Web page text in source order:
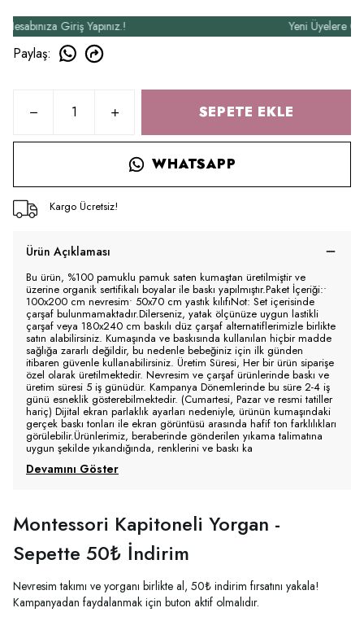
Giriş Yapınız.! Yeni Üyelere Özel
Paylaş:
SEPETE EKLE
WHATSAPP
Kargo Ücretsiz!
Ürün Açıklaması
Bu ürün, %100 pamuklu pamuk saten kumaştan üretilmiştir ve
üzerine organik sertifikalı boyalar ile baskı yapılmıştır.Paket İçeriği:•
100x200 cm nevresim• 50x70 cm yastık kılıfıNot: Set içerisinde
çarşaf bulunmamaktadır.Dilerseniz, yatak ölçünüze uygun lastikli
çarşaf veya 180x240 cm baskılı düz çarşaf alternatiflerimizle birlikte
satın alabilirsiniz. Kumaşında ve baskısında kullanılan hiçbir madde
sağlığa zararlı değildir, bu nedenle bebeğiniz için ilk günden
itibaren güvenle kullanabilirsiniz. Üretim Süresi, Her bir ürün siparişe
özel olarak üretilmektedir. Nevresim ve çarşaf ürünlerinde baskı ve
üretim süresi 5 iş günüdür. Kampanya Dönemlerinde bu süre 2-4 iş
günü esneklik gösterebilmektedir. (Cumartesi, Pazar ve resmi tatiller
hariç) Dijital ekran parlaklık ayarları nedeniyle, ürünün kumaşındaki
gerçek baskı tonları ile ekran görüntüsü arasında hafif ton farklılıkları
görülebilir.Ürünlerimiz, beraberinde gönderilen yıkama talimatına
uygun şekilde yıkandığında, renklerini ve baskı ka
Devamını Göster
Montessori Kapitoneli Yorgan -
Sepette 50₺ İndirim
Nevresim takımı ve yorganı birlikte al, 50₺ indirim fırsatını yakala!
Kampanyadan faydalanmak için buton aktif olmalıdır.